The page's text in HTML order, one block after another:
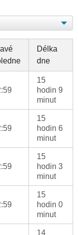
Délka
dne
15
hodin 9
minut
15
hodin 6
minut
15
hodin 3
minut
15
hodin 0
minut
14